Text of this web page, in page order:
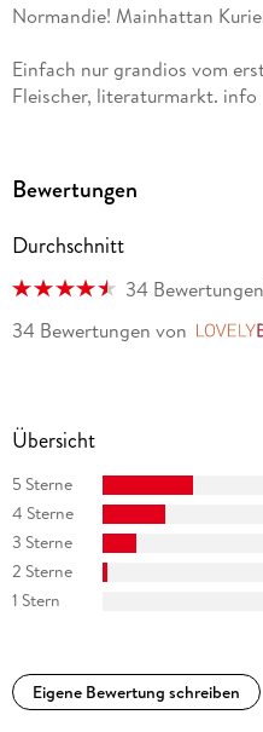
Normandie! Mainhattan
Einfach nur grandios vom
Fleischer, literaturmarkt. info
Bewertungen
Durchschnitt
34 Bewertungen
34 Bewertungen von
Übersicht
5 Sterne
4 Sterne
3 Sterne
2 Sterne
1 Stern
Eigene Bewertung schreiben